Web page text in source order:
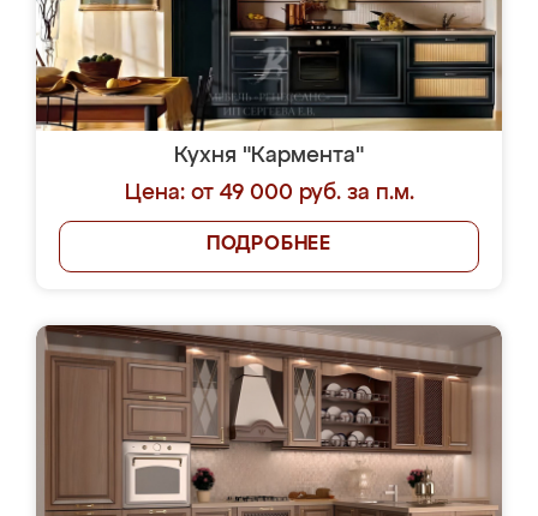
Кухня "Кармента"
Цена: от 49 000 руб. за п.м.
ПОДРОБНЕЕ